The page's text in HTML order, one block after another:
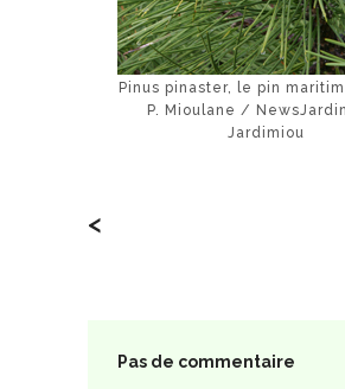
Pinus pinaster, le pin
P. Mioulane /
Jardimiou
<
Pas de commentaire